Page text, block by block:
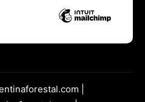
|